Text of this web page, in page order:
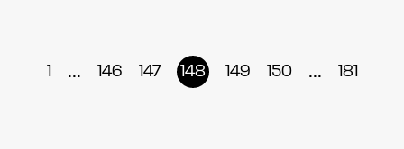
1 ... 146 147 148 149 150 ... 181